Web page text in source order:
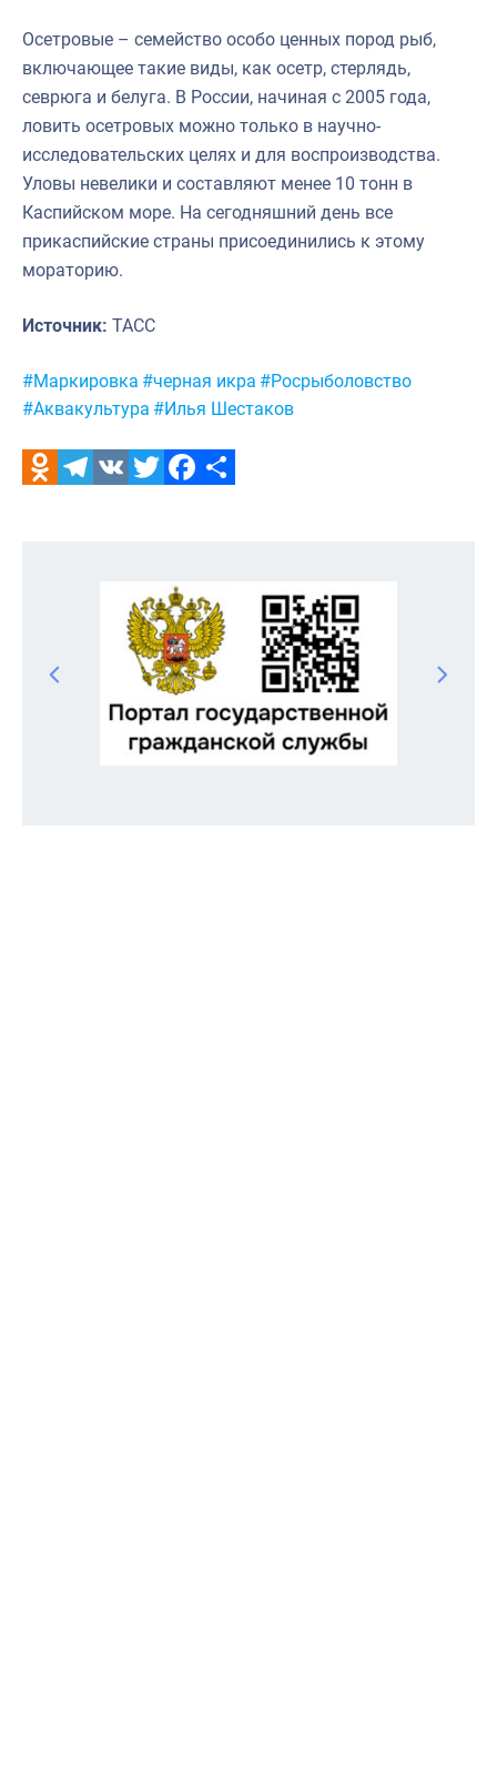
Осетровые – семейство особо ценных пород рыб,
включающее такие виды, как осетр, стерлядь,
севрюга и белуга. В России, начиная с 2005 года,
ловить осетровых можно только в научно-
исследовательских целях и для воспроизводства.
Уловы невелики и составляют менее 10 тонн в
Каспийском море. На сегодняшний день все
прикаспийские страны присоединились к этому
мораторию.
Источник: ТАСС
Метки:
#Маркировка #черная икра #Росрыболовство
#Аквакультура #Илья Шестаков